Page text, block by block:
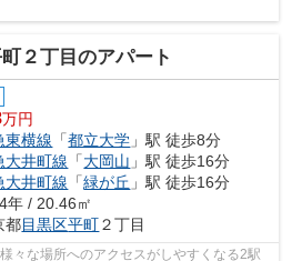
２丁目のアパート
万円
東横線 「都立大学 」駅 徒歩8分
大井町線 「大岡山 」駅 徒歩16分
大井町線 「緑が丘 」駅 徒歩16分
年 / 20.46㎡
都目黒区平町２丁目
々な場所へのアクセスがしやすくなる2駅